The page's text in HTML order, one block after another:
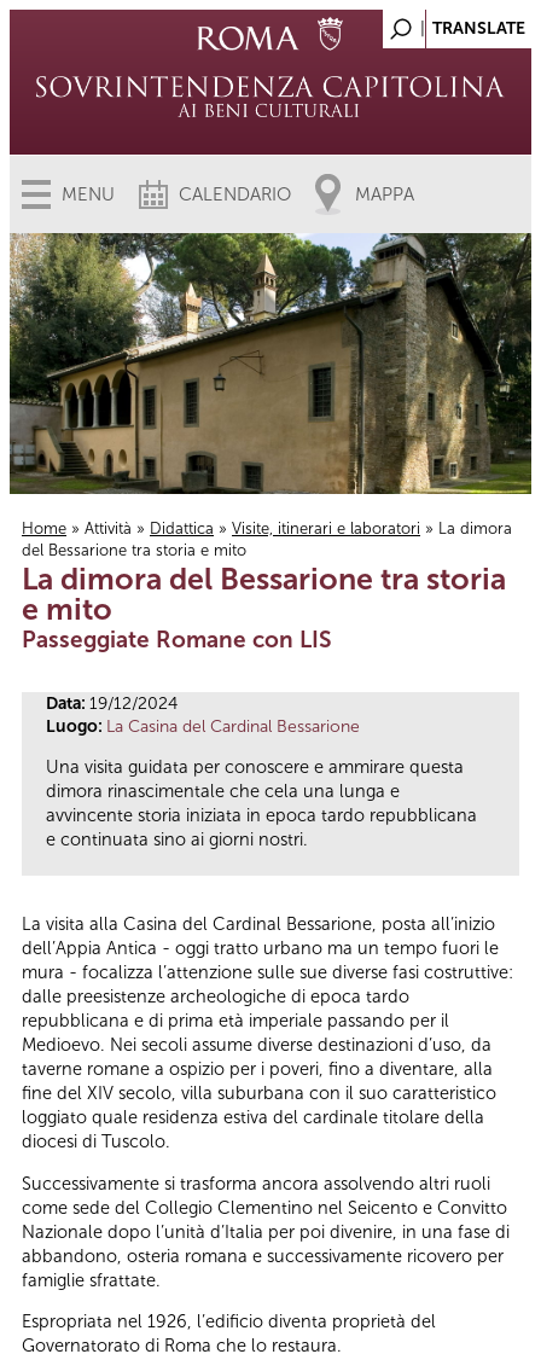
MENU CALENDARIO MAPPA
Tu sei qui
Home » Attività » Didattica » Visite, itinerari e laboratori » La dimora
del Bessarione tra storia e mito
La dimora del Bessarione tra storia
e mito
Passeggiate Romane con LIS
Data: 19/12/2024
Luogo: La Casina del Cardinal Bessarione
Una visita guidata per conoscere e ammirare questa
dimora rinascimentale che cela una lunga e
avvincente storia iniziata in epoca tardo repubblicana
e continuata sino ai giorni nostri.
La visita alla Casina del Cardinal Bessarione, posta all’inizio
dell’Appia Antica - oggi tratto urbano ma un tempo fuori le
mura - focalizza l’attenzione sulle sue diverse fasi costruttive:
dalle preesistenze archeologiche di epoca tardo
repubblicana e di prima età imperiale passando per il
Medioevo. Nei secoli assume diverse destinazioni d’uso, da
taverne romane a ospizio per i poveri, fino a diventare, alla
fine del XIV secolo, villa suburbana con il suo caratteristico
loggiato quale residenza estiva del cardinale titolare della
diocesi di Tuscolo.
Successivamente si trasforma ancora assolvendo altri ruoli
come sede del Collegio Clementino nel Seicento e Convitto
Nazionale dopo l’unità d’Italia per poi divenire, in una fase di
abbandono, osteria romana e successivamente ricovero per
famiglie sfrattate.
Espropriata nel 1926, l’edificio diventa proprietà del
Governatorato di Roma che lo restaura.